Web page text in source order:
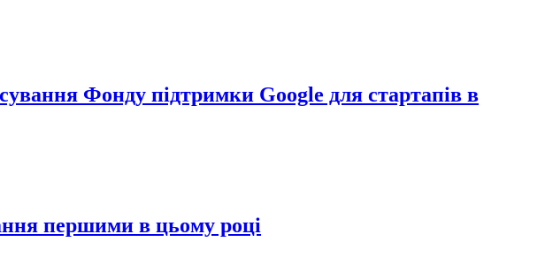
Фонду підтримки Google для стартапів в
першими в цьому році